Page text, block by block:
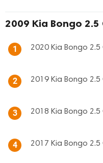
2009 Kia Bongo 2.5
1 2020 Kia Bongo 2.5
2 2019 Kia Bongo 2.5
3 2018 Kia Bongo 2.5
4 2017 Kia Bongo 2.5